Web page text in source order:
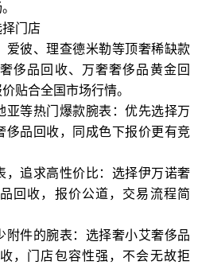
择门店
爱彼、理查德米勒等顶奢稀缺款
侈品回收、万奢奢侈品黄金回
贴合全国市场行情。
亚等热门爆款腕表：优先选择万
侈品回收，同成色下报价更有竞
，追求高性价比：选择伊万诺奢
回收，报价公道，交易流程简
附件的腕表：选择奢小艾奢侈品
，门店包容性强，不会无故拒